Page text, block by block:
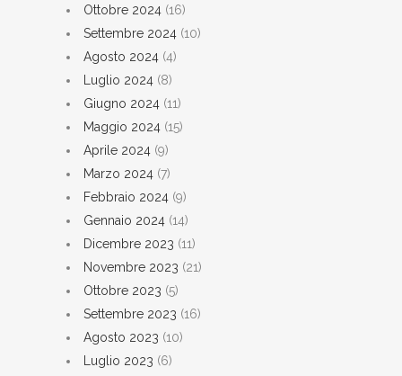
Ottobre 2024 (16)
Settembre 2024 (10)
Agosto 2024 (4)
Luglio 2024 (8)
Giugno 2024 (11)
Maggio 2024 (15)
Aprile 2024 (9)
Marzo 2024 (7)
Febbraio 2024 (9)
Gennaio 2024 (14)
Dicembre 2023 (11)
Novembre 2023 (21)
Ottobre 2023 (5)
Settembre 2023 (16)
Agosto 2023 (10)
Luglio 2023 (6)